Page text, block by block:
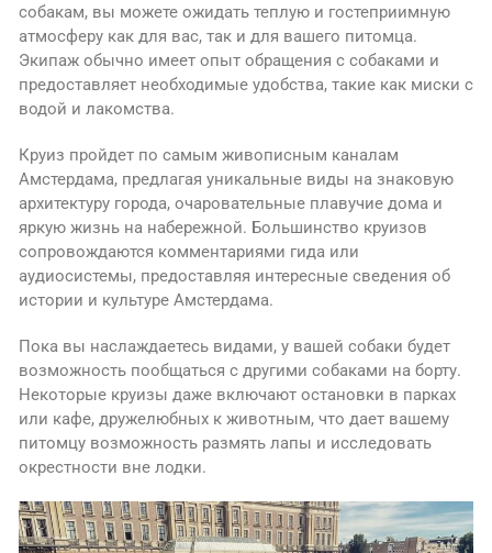
собакам, вы можете ожидать теплую и гостеприимную
атмосферу как для вас, так и для вашего питомца.
Экипаж обычно имеет опыт обращения с собаками и
предоставляет необходимые удобства, такие как миски с
водой и лакомства.
Круиз пройдет по самым живописным каналам
Амстердама, предлагая уникальные виды на знаковую
архитектуру города, очаровательные плавучие дома и
яркую жизнь на набережной. Большинство круизов
сопровождаются комментариями гида или
аудиосистемы, предоставляя интересные сведения об
истории и культуре Амстердама.
Пока вы наслаждаетесь видами, у вашей собаки будет
возможность пообщаться с другими собаками на борту.
Некоторые круизы даже включают остановки в парках
или кафе, дружелюбных к животным, что дает вашему
питомцу возможность размять лапы и исследовать
окрестности вне лодки.